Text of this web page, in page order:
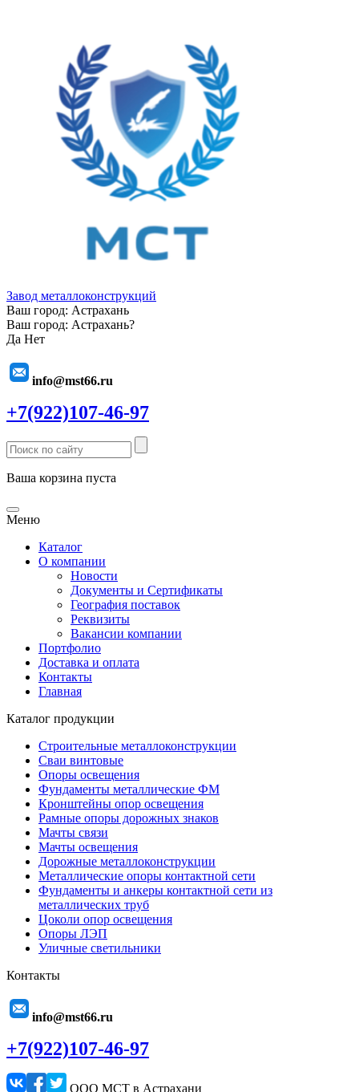
Завод металлоконструкций
Ваш город: Астрахань
Ваш город: Астрахань?
Да Нет
info@mst66.ru
+7(922)107-46-97
Ваша корзина пуста
Меню
Каталог
О компании
Новости
Документы и Сертификаты
География поставок
Реквизиты
Вакансии компании
Портфолио
Доставка и оплата
Контакты
Главная
Каталог продукции
Строительные металлоконструкции
Сваи винтовые
Опоры освещения
Фундаменты металлические ФМ
Кронштейны опор освещения
Рамные опоры дорожных знаков
Мачты связи
Мачты освещения
Дорожные металлоконструкции
Металлические опоры контактной сети
Фундаменты и анкеры контактной сети из
металлических труб
Цоколи опор освещения
Опоры ЛЭП
Уличные светильники
Контакты
info@mst66.ru
+7(922)107-46-97
ООО МСТ в Астрахани